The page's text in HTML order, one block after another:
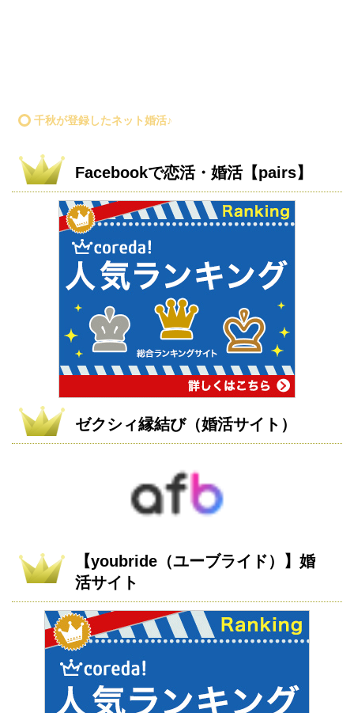
千秋が登録したネット婚活♪
Facebookで恋活・婚活【pairs】
ゼクシィ縁結び（婚活サイト）
【youbride（ユーブライド）】婚
活サイト